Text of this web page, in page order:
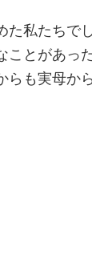
た私たちで
ことがあっ
らも実母か